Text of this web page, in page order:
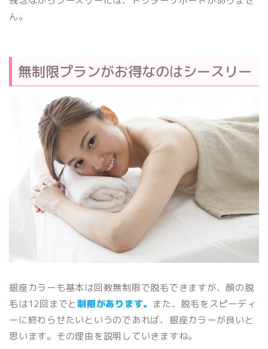
ん。
無制限プランがお得なのはシースリー
銀座カラーも基本は回数無制限で脱毛できますが、顔の脱
毛は12回までと制限があります。 また、脱毛をスピーディ
ーに終わらせたいというのであれば、銀座カラーが良いと
思います。その理由を説明していきますね。